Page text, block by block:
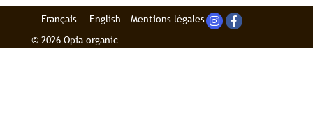
Français English
Mentions légales
© 2026 Opia organic